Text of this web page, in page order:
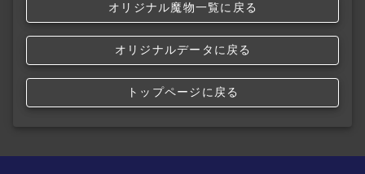
オリジナル魔物一覧に戻る
オリジナルデータに戻る
トップページに戻る